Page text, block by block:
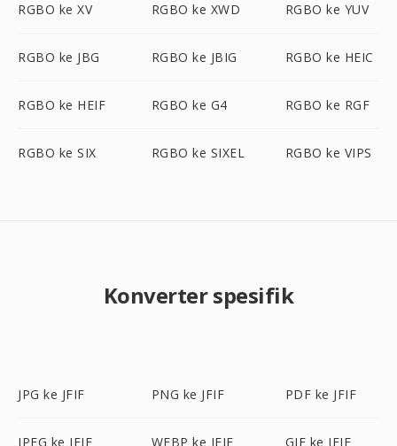
RGBO ke XV RGBO ke XWD RGBO ke YUV
RGBO ke JBG RGBO ke JBIG RGBO ke HEIC
RGBO ke HEIF RGBO ke G4 RGBO ke RGF
RGBO ke SIX RGBO ke SIXEL RGBO ke VIPS
Konverter spesifik
JPG ke JFIF PNG ke JFIF PDF ke JFIF
JPEG ke JFIF WEBP ke JFIF GIF ke JFIF